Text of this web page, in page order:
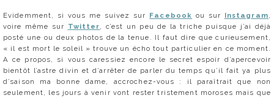
Evidemment, si vous me suivez sur Facebook ou sur Instagram,
voire même sur Twitter, c’est un peu de la triche puisque j’ai déjà
posté une ou deux photos de la tenue. Il faut dire que curieusement,
« il est mort le soleil » trouve un écho tout particulier en ce moment.
A ce propos, si vous caressiez encore le secret espoir d’apercevoir
bientôt l’astre divin et d’arrêter de parler du temps qu’il fait ya plus
d’saison ma bonne dame, accrochez-vous : il paraîtrait que non
seulement, les jours à venir vont rester tristement moroses mais que